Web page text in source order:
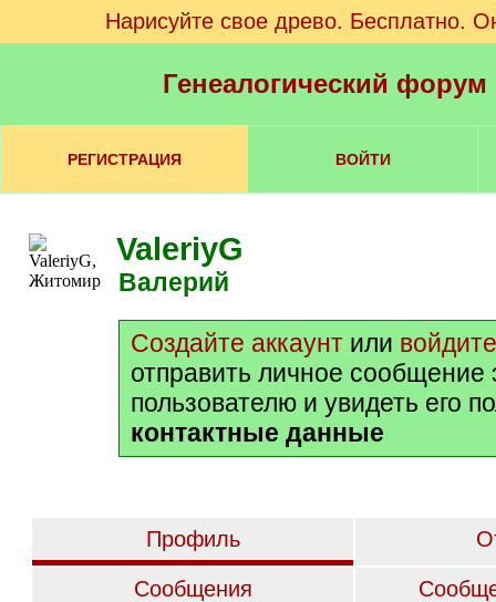
Нарисуйте свое древо. Бесплатно.
Генеалогический
РЕГИСТРАЦИЯ ВОЙТИ
ValeriyG
Валерий
Создайте аккаунт или войдите
отправить личное сообщение
пользователю и увидеть его
контактные данные
Профиль
Сообщения